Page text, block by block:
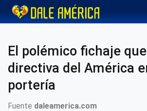
El polémico fichaje
directiva del América
portería
Fuente daleamerica.com